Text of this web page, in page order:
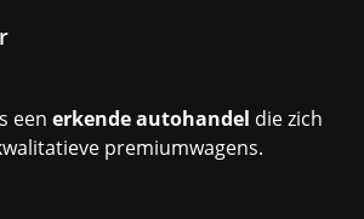
een erkende autohandel die zich
premiumwagens.